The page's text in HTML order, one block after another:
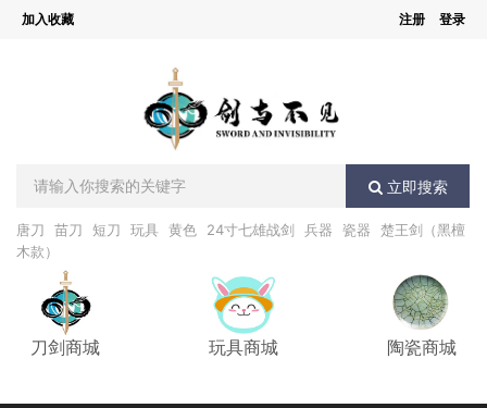
加入收藏 注册 登录
立即搜索
唐刀 苗刀 短刀 玩具 黄色 24寸七雄战剑 兵器 瓷器
楚王剑（黑檀
木款）
刀剑商城 玩具商城 陶瓷商城